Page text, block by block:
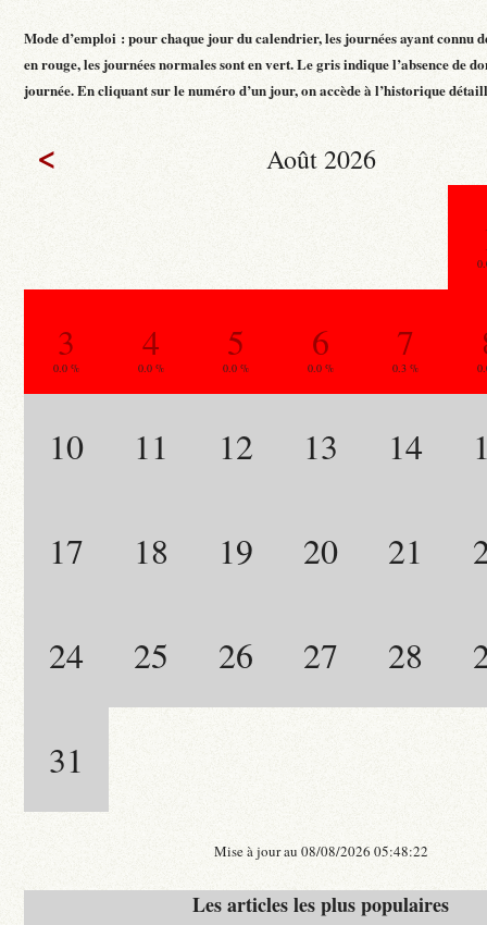
Mode d’emploi : pour chaque jour du calendrier, les journées ayant connu
en rouge, les journées normales sont en vert. Le gris indique l’absence de
journée. En cliquant sur le numéro d’un jour, on accède à l’historique
< Août 2026
3
0.0 %
4
0.0 %
5
0.0 %
6
0.0 %
7
0.3 %
10 11 12 13 14
17 18 19 20 21
24 25 26 27 28
31
Mise à jour au 08/08/2026 05:48:22
Les articles les plus populaires